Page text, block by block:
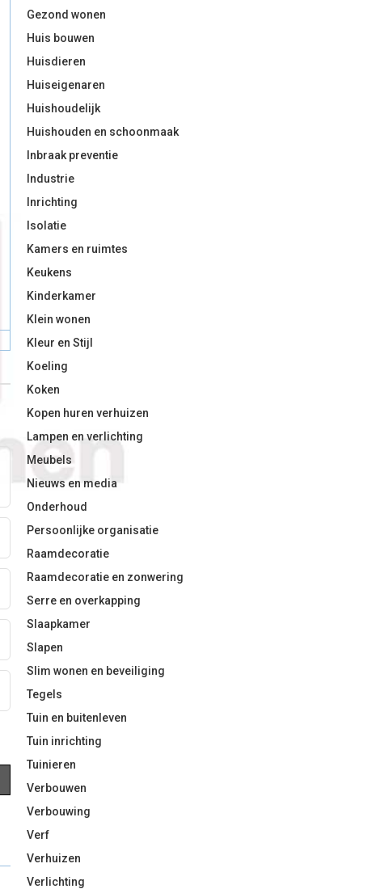
Gezond wonen
Huis bouwen
Huisdieren
Huiseigenaren
Huishoudelijk
Huishouden en schoonmaak
Inbraak preventie
Industrie
Inrichting
Isolatie
Kamers en ruimtes
Keukens
Kinderkamer
Klein wonen
Kleur en Stijl
Koeling
Koken
Kopen huren verhuizen
Lampen en verlichting
Meubels
Nieuws en media
Onderhoud
Persoonlijke organisatie
Raamdecoratie
Raamdecoratie en zonwering
Serre en overkapping
Slaapkamer
Slapen
Slim wonen en beveiliging
Tegels
Tuin en buitenleven
Tuin inrichting
Tuinieren
Verbouwen
Verbouwing
Verf
Verhuizen
Verlichting